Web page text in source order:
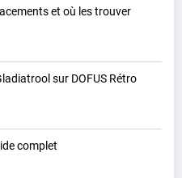
et où les trouver
sur DOFUS Rétro
complet